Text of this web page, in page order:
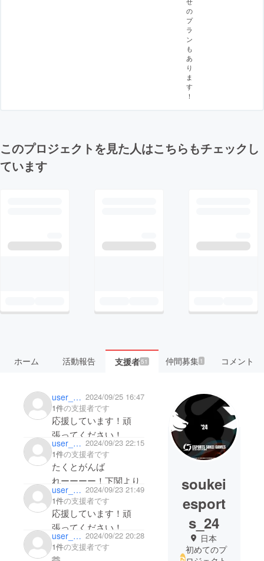
の
プ
ラ
ン
も
あ
り
ま
す
！
このプロジェクトを見た人はこちらもチェックし
ています
ホーム 活動報告 支援者51 仲間募集 1 コメント
user_ff7ad339ff44 2024/09/25 16:47
1件の支援者です
応援しています！頑
張ってください！
良いプロジェクトです
ね！
user_9149362c7e34 2024/09/23 22:15
1件の支援者です
たくとがんば
れーーーー！下関より
user_b61f96ef9f24 2024/09/23 21:49
1件の支援者です
応援しています！頑
張ってください！
user_69736d86cc64 2024/09/22 20:28
1件の支援者です
soukei
esport
s_24
日本
初めてのプ